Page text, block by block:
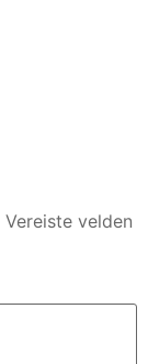
Vereiste velden